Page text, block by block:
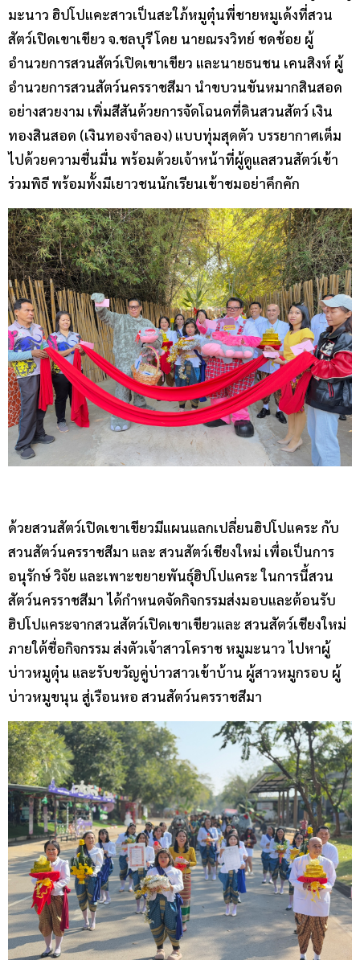
มะนาว ฮิปโปแคะสาวเป็นสะใภ้หมูตุ๋นพี่ชายหมูเด้งที่สวน
สัตว์เปิดเขาเขียว จ.ชลบุรี โดย นายณรงวิทย์ ชดช้อย ผู้
อำนวยการสวนสัตว์เปิดเขาเขียว และนายธนชน เคนสิงห์ ผู้
อำนวยการสวนสัตว์นครราชสีมา นำขบวนขันหมากสินสอด
อย่างสวยงาม เพิ่มสีสันด้วยการจัดโฉนดที่ดินสวนสัตว์ เงิน
ทองสินสอด (เงินทองจำลอง) แบบทุ่มสุดตัว บรรยากาศเต็ม
ไปด้วยความชื่นมื่น พร้อมด้วยเจ้าหน้าที่ผู้ดูแลสวนสัตว์เข้า
ร่วมพิธี พร้อมทั้งมีเยาวชนนักเรียนเข้าชมอย่าคึกคัก
ด้วยสวนสัตว์เปิดเขาเขียวมีแผนแลกเปลี่ยนฮิปโปแคระ กับ
สวนสัตว์นครราชสีมา และ สวนสัตว์เชียงใหม่ เพื่อเป็นการ
อนุรักษ์ วิจัย และเพาะขยายพันธุ์ฮิปโปแคระ ในการนี้สวน
สัตว์นครราชสีมา ได้กำหนดจัดกิจกรรมส่งมอบและต้อนรับ
ฮิปโปแคระจากสวนสัตว์เปิดเขาเขียวและ สวนสัตว์เชียงใหม่
ภายใต้ชื่อกิจกรรม ส่งตัวเจ้าสาวโคราช หมูมะนาว ไปหาผู้
บ่าวหมูตุ๋น และรับขวัญคู่บ่าวสาวเข้าบ้าน ผู้สาวหมูกรอบ ผู้
บ่าวหมูขนุน สู่เรือนหอ สวนสัตว์นครราชสีมา